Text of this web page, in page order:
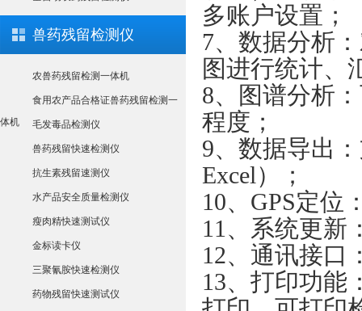
兽药残留检测仪
农兽药残留检测一体机
食用农产品合格证兽药残留检测一
体机 毛发毒品检测仪
兽药残留快速检测仪
抗生素残留速测仪
水产品安全质量检测仪
瘦肉精快速测试仪
金标读卡仪
三聚氰胺快速检测仪
药物残留快速测试仪
多账户设置；
7、数据分析
图进行统计、
8、图谱分析
程度；
9、数据导出
Excel）；
10、GPS定位
11、系统更新
12、通讯接口
13、打印功能